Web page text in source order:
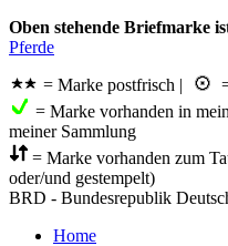
Oben stehende Briefmarke
Pferde
= Marke postfrisch |
= Marke vorhanden in
meiner Sammlung
= Marke vorhanden zum
oder/und gestempelt)
BRD - Bundesrepublik
Home